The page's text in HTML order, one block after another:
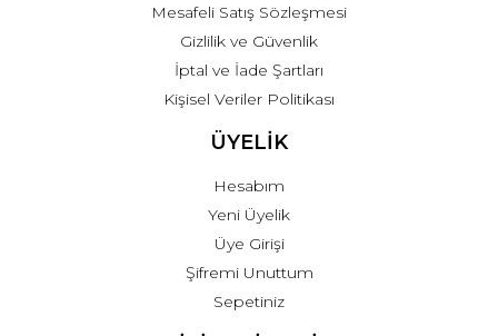
Mesafeli Satış Sözleşmesi
Gizlilik ve Güvenlik
İptal ve İade Şartları
Kişisel Veriler Politikası
ÜYELİK
Hesabım
Yeni Üyelik
Üye Girişi
Şifremi Unuttum
Sepetiniz